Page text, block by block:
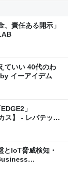
責任ある開示」
ていい 40代のわ
イーアイデム
」
ス】 - レバテック
IoT脅威検知・